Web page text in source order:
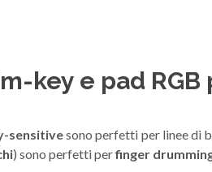
key e pad
sensitivesono perfetti per linee di
) sono perfetti perfinger